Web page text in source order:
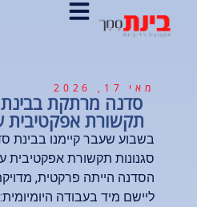
מאי 17, 2026
סדנה מרתקת בבינת
תקשורת אפקטיבית
בשבוע שעבר קיימנו בבינת
סגנונות תקשורת אפקטיבית
הסדנה הייתה פרקטית,
ליישם מיד בעבודה